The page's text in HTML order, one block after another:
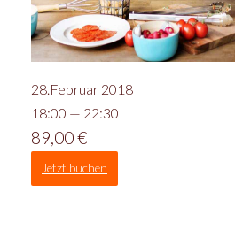
28.Februar 2018
18:00 — 22:30
89,00€
Jetzt buchen